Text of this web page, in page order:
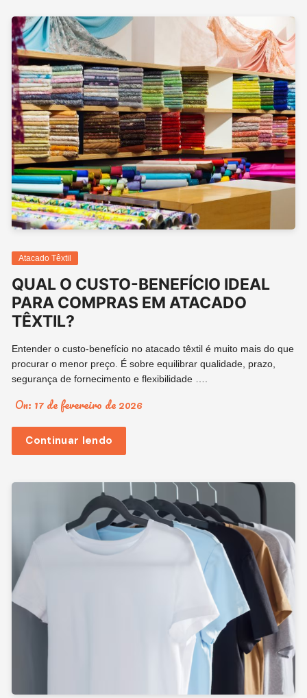
Atacado Têxtil
QUAL O CUSTO-BENEFÍCIO IDEAL
PARA COMPRAS EM ATACADO
TÊXTIL?
Entender o custo-benefício no atacado têxtil é muito mais do que
procurar o menor preço. É sobre equilibrar qualidade, prazo,
segurança de fornecimento e flexibilidade ….
On: 17 de fevereiro de 2026
Continuar lendo